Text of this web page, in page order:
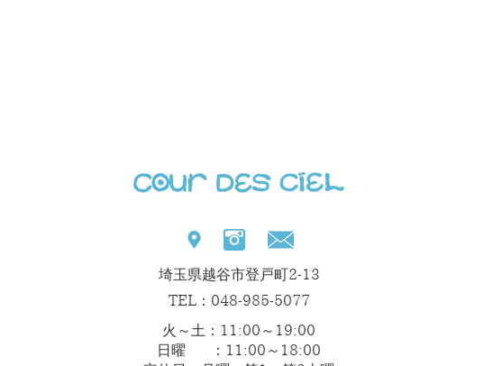
埼玉県越谷市登戸町2-13
TEL：048-985-5077
火～土：11:00～19:00
日曜 ：11:00～18:00